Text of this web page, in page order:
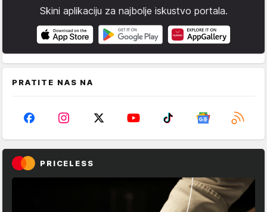
Skini aplikaciju za najbolje iskustvo portala.
PRATITE NAS NA
PRICELESS